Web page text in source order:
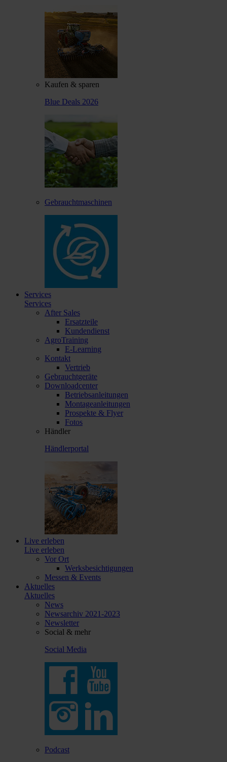
Kaufen & sparen
Blue Deals 2026
Gebrauchtmaschinen
Services
Services
After Sales
Ersatzteile
Kundendienst
AgroTraining
E-Learning
Kontakt
Vertrieb
Gebrauchtgeräte
Downloadcenter
Betriebsanleitungen
Montageanleitungen
Prospekte & Flyer
Fotos
Händler
Händlerportal
Live erleben
Live erleben
Vor Ort
Werksbesichtigungen
Messen & Events
Aktuelles
Aktuelles
News
Newsarchiv 2021-2023
Newsletter
Social & mehr
Social Media
Podcast